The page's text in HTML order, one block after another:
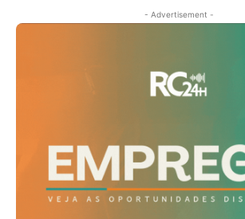
- Advertisement -